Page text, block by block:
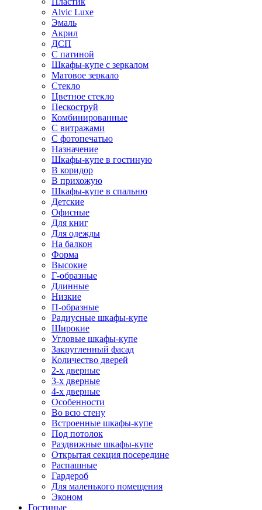
Alvic Luxe
Эмаль
Акрил
ДСП
С патиной
Шкафы-купе с зеркалом
Матовое зеркало
Стекло
Цветное стекло
Пескоструй
Комбинированные
С витражами
С фотопечатью
Назначение
Шкафы-купе в гостиную
В коридор
В прихожую
Шкафы-купе в спальню
Детские
Офисные
Для книг
Для одежды
На балкон
Форма
Высокие
Г-образные
Длинные
Низкие
П-образные
Радиусные шкафы-купе
Широкие
Угловые шкафы-купе
Закругленный фасад
Количество дверей
2-х дверные
3-х дверные
4-х дверные
Особенности
Во всю стену
Встроенные шкафы-купе
Под потолок
Раздвижные шкафы-купе
Открытая секция посередине
Распашные
Гардероб
Для маленького помещения
Эконом
Гостиные